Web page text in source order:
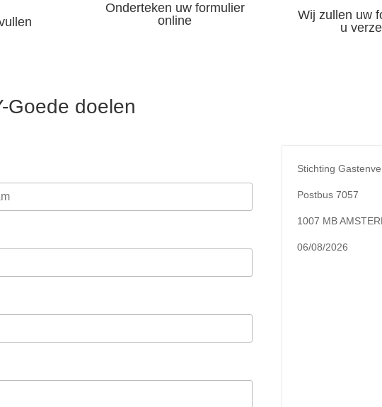
Onderteken uw formulier
online
Wij zullen uw
u
Goede doelen
Stichting
Postbus 7057
1007 MB
06/08/2026